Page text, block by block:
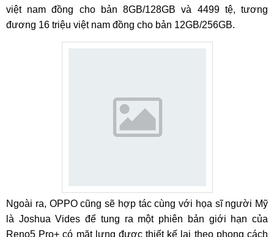
việt nam đồng cho bản 8GB/128GB và 4499 tệ, tương
đương 16 triệu việt nam đồng cho bản 12GB/256GB.
Ngoài ra, OPPO cũng sẽ hợp tác cùng với họa sĩ người Mỹ
là Joshua Vides để tung ra một phiên bản giới hạn của
Reno5 Pro+ có mặt lưng được thiết kế lại theo phong cách